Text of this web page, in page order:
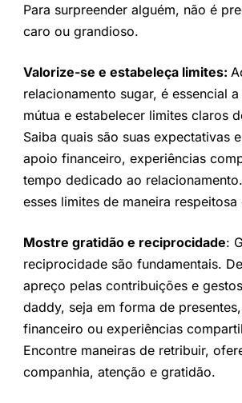
Para surpreender alguém, não é
caro ou grandioso.
Valorize-se e estabeleça limites:
relacionamento sugar, é essencial
mútua e estabelecer limites claros
Saiba quais são suas expectativas
apoio financeiro, experiências
tempo dedicado ao
esses limites de maneira respeitosa
Mostre gratidão e reciprocidade:
reciprocidade são fundamentais.
apreço pelas contribuições e
daddy, seja em forma de
financeiro ou experiências
Encontre maneiras de retribuir,
companhia, atenção e gratidão.